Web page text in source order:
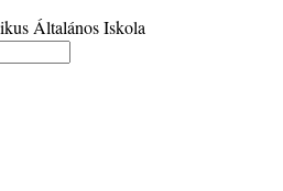
Általános Iskola